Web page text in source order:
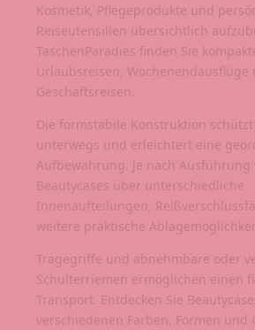
Kosmetik, Pflegeprodukte und
Reiseutensilien übersichtlich
TaschenParadies finden Sie
Urlaubsreisen, Wochenendausflüge
Geschäftsreisen.
Die formstabile Konstruktion
unterwegs und erleichtert eine
Aufbewahrung. Je nach
Beautycases über unterschiedliche
Innenaufteilungen,
weitere praktische
Tragegriffe und abnehmbare oder
Schulterriemen ermöglichen einen
Transport. Entdecken Sie
verschiedenen Farben, Formen und